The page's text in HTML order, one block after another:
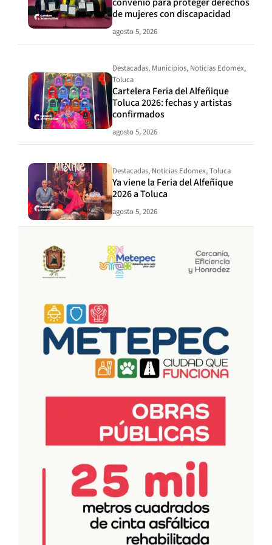
convenio para proteger derechos
de mujeres con discapacidad
agosto 5, 2026
Destacadas, Municipios, Noticias Edomex,
Toluca
Cartelera Feria del Alfeñique
Toluca 2026: fechas y artistas
confirmados
agosto 5, 2026
Destacadas, Noticias Edomex,Toluca
Ya viene la Feria del Alfeñique
2026 a Toluca
agosto 5, 2026